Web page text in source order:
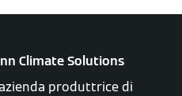
Climate Solutions
produttrice di